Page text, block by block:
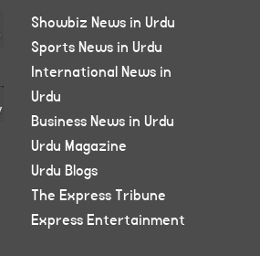
Showbiz News in Urdu
Sports News in Urdu
International News in
Urdu
Business News in Urdu
Urdu Magazine
Urdu Blogs
The Express Tribune
Express Entertainment